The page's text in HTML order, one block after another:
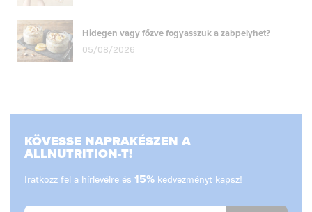
Hidegen vagy főzve fogyasszuk a zabpelyhet?
05/08/2026
KÖVESSE NAPRAKÉSZEN A
ALLNUTRITION-T!
Iratkozz fel a hírlevélre és 15% kedvezményt kapsz!